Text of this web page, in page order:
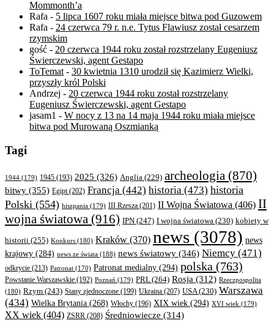
Mommonth’a
Rafa - 5 lipca 1607 roku miała miejsce bitwa pod Guzowem
Rafa - 24 czerwca 79 r. n.e. Tytus Flawiusz został cesarzem
rzymskim
gość - 20 czerwca 1944 roku został rozstrzelany Eugeniusz
Świerczewski, agent Gestapo
ToTemat - 30 kwietnia 1310 urodził się Kazimierz Wielki,
przyszły król Polski
Andrzej - 20 czerwca 1944 roku został rozstrzelany
Eugeniusz Świerczewski, agent Gestapo
jasam1 - W nocy z 13 na 14 maja 1944 roku miała miejsce
bitwa pod Murowaną Oszmianką
Tagi
1944 (179) 1945 (193) 2025 (326) Anglia (229) archeologia (870)
bitwy (355) Egipt(202) Francja (442) historia (473) historia
Polski (554) hiszpania (179) III Rzesza (201) II Wojna Światowa (406) II
wojna światowa (916) IPN (247) I wojna światowa (230) kobiety w
historii (255) Konkurs (180) Kraków (370) news (3078) news
krajowy (284) news ze świata (188) news światowy (346) Niemcy (471)
odkrycie (213) Patronat (170) Patronat medialny (294) polska (763)
Powstanie Warszawskie (192) Poznań (179) PRL(264) Rosja (312) Rzeczpospolita
(180) Rzym (243) Stany zjednoczone (199) Ukraina (207) USA(230) Warszawa
(434) Wielka Brytania (268) Włochy (196) XIX wiek (294) XVI wiek (179)
XX wiek (404) ZSRR (208) Średniowiecze (314)